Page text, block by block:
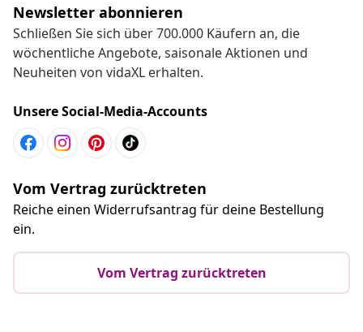
Newsletter abonnieren
Schließen Sie sich über 700.000 Käufern an, die
wöchentliche Angebote, saisonale Aktionen und
Neuheiten von vidaXL erhalten.
Unsere Social-Media-Accounts
Vom Vertrag zurücktreten
Reiche einen Widerrufsantrag für deine Bestellung
ein.
Vom Vertrag zurücktreten